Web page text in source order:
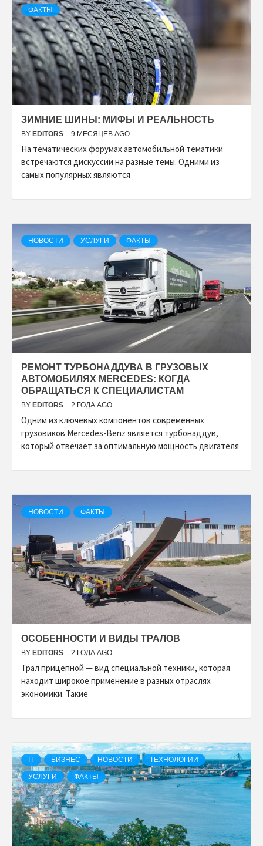
ФАКТЫ
ЗИМНИЕ ШИНЫ: МИФЫ И РЕАЛЬНОСТЬ
BY EDITORS 9 МЕСЯЦЕВ AGO
На тематических форумах автомобильной тематики
встречаются дискуссии на разные темы. Одними из
самых популярных являются
НОВОСТИ УСЛУГИ ФАКТЫ
РЕМОНТ ТУРБОНАДДУВА В ГРУЗОВЫХ
АВТОМОБИЛЯХ MERCEDES: КОГДА
ОБРАЩАТЬСЯ К СПЕЦИАЛИСТАМ
BY EDITORS 2 ГОДА AGO
Одним из ключевых компонентов современных
грузовиков Mercedes-Benz является турбонаддув,
который отвечает за оптимальную мощность двигателя
НОВОСТИ ФАКТЫ
ОСОБЕННОСТИ И ВИДЫ ТРАЛОВ
BY EDITORS 2 ГОДА AGO
Трал прицепной — вид специальной техники, которая
находит широкое применение в разных отраслях
экономики. Такие
IT БИЗНЕС НОВОСТИ ТЕХНОЛОГИИ
УСЛУГИ ФАКТЫ